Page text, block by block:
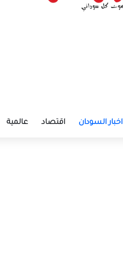
اخبار السودان اقتصاد عالمية